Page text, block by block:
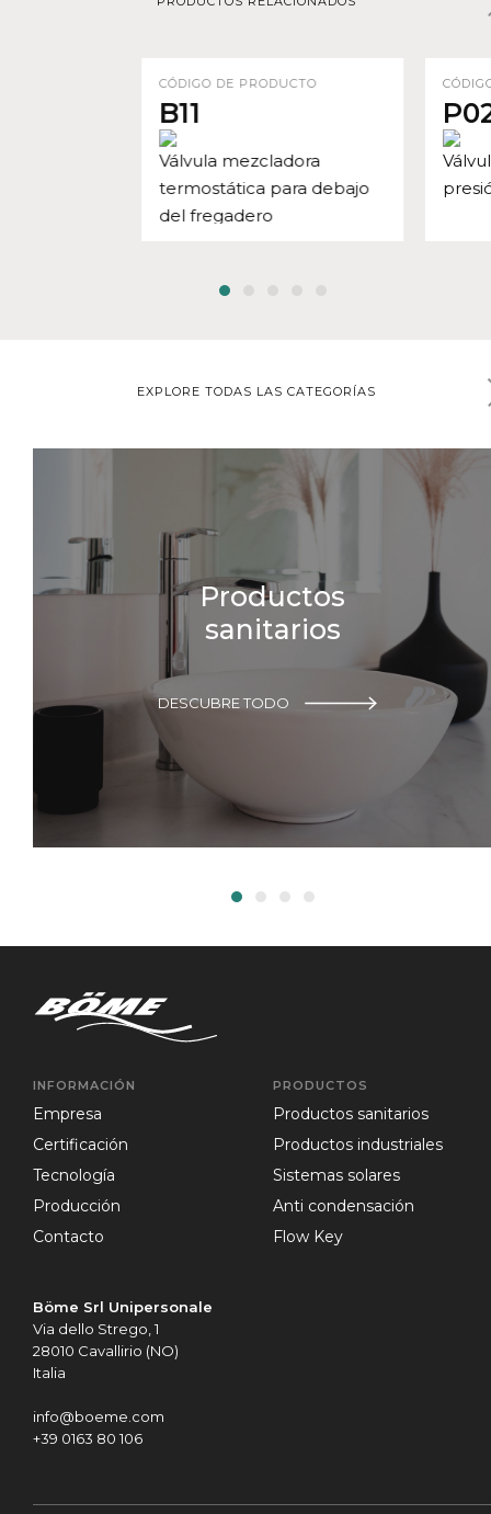
CÓDIGO DE PRODUCTO
B11
Válvula mezcladora
termostática para debajo
del fregadero
EXPLORE TODAS LAS CATEGORÍAS
Productos
sanitarios
DESCUBRE TODO
INFORMACIÓN
empresa
certificación
tecnología
producción
contacto
PRODUCTOS
Productos sanitarios
Productos industriales
Sistemas solares
Anti condensación
Flow Key
Böme Srl Unipersonale
Via dello Strego, 1
28010 Cavallirio (NO)
Italia
info@boeme.com
+39 0163 80 106